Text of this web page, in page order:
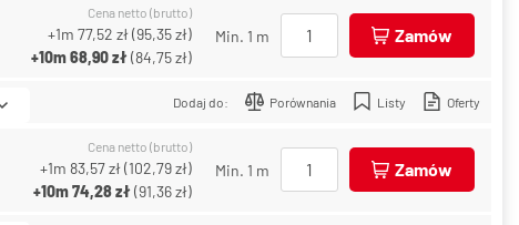
Cena netto (brutto)
+1m 77,52 zł(95,35 zł)
+10m68,90 zł(84,75 zł)
Min. 1 m Zamów
Dodaj do: Porównania Listy Oferty
Cena netto (brutto)
+1m 83,57 zł(102,79 zł)
+10m74,28 zł(91,36 zł)
Min. 1 m Zamów